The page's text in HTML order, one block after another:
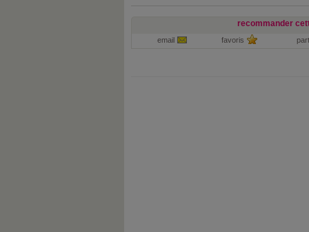
recommander
email favoris